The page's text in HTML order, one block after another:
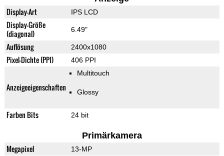
Display-Art IPS LCD
Display-Größe
(diagonal)
6.49"
Auflösung 2400x1080
Pixel-Dichte (PPI) 406 PPI
Anzeigeeigenschaften
Multitouch
Glossy
Farben Bits 24 bit
Primärkamera
Megapixel 13-MP